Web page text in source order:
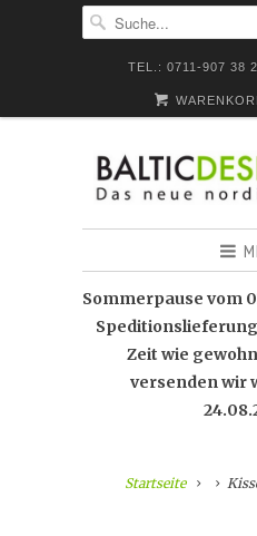
TEL.: 0711-907 38
Sommerpause vom
Zeit wie
versenden wir
Startseite